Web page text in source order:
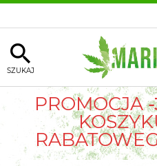
SZUKAJ
PROMOCJA